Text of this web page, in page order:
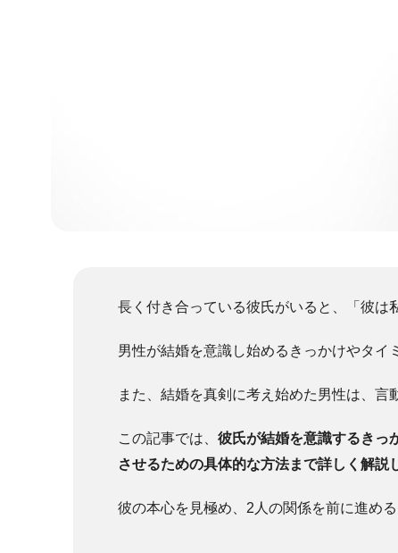
長く付き合っている彼氏がいると、「彼は
男性が結婚を意識し始めるきっかけやタイ
また、結婚を真剣に考え始めた男性は、言
この記事では、 彼氏が結婚を意識するきっ
させるための具体的な方法まで詳しく解説
彼の本心を見極め、2人の関係を前に進め